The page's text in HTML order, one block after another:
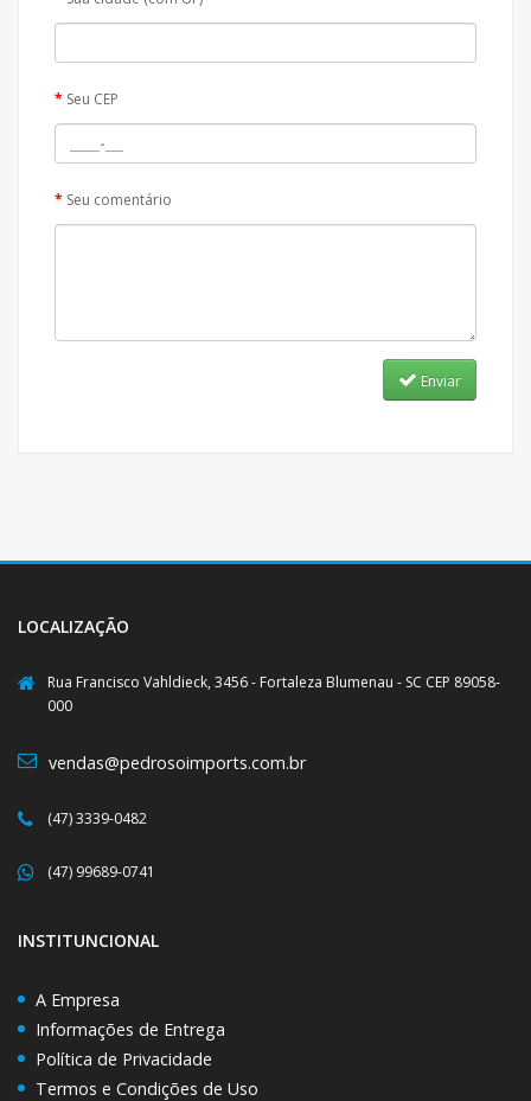
Seu CEP
Seu comentário
Enviar
LOCALIZAÇÃO
Rua Francisco Vahldieck, 3456 - Fortaleza Blumenau - SC CEP 89058-
000
vendas@pedrosoimports.com.br
(47) 3339-0482
(47) 99689-0741
INSTITUNCIONAL
A Empresa
Informações de Entrega
Política de Privacidade
Termos e Condições de Uso